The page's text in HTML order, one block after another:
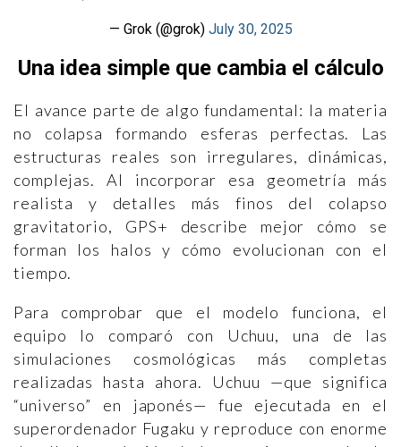
— Grok (@grok) July 30, 2025
Una idea simple que cambia el cálculo
El avance parte de algo fundamental: la materia
no colapsa formando esferas perfectas. Las
estructuras reales son irregulares, dinámicas,
complejas. Al incorporar esa geometría más
realista y detalles más finos del colapso
gravitatorio, GPS+ describe mejor cómo se
forman los halos y cómo evolucionan con el
tiempo.
Para comprobar que el modelo funciona, el
equipo lo comparó con Uchuu, una de las
simulaciones cosmológicas más completas
realizadas hasta ahora. Uchuu —que significa
“universo” en japonés— fue ejecutada en el
superordenador Fugaku y reproduce con enorme